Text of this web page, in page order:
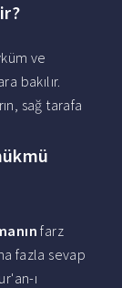
ve
bakılır.
sağ tarafa
farz
fazla sevap
ı